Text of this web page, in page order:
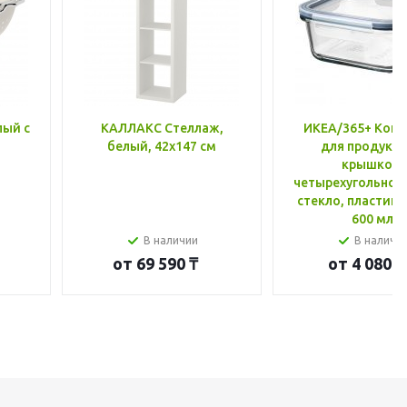
с
КАЛЛАКС Стеллаж,
белый, 42x147 см
В наличии
от 69 590 ₸
ИКЕА/365+
для
крышкой,
стекло, пластик
600 мл
В
от 4 080 ₸